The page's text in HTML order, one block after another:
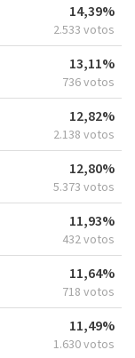
14,39%
2.533 votos
13,11%
736 votos
12,82%
2.138 votos
12,80%
5.373 votos
11,93%
432 votos
11,64%
718 votos
11,49%
1.630 votos